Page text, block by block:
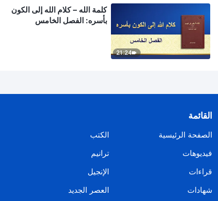
21:24
كلمة الله – كلام الله إلى الكون
بأسره: الفصل الخامس
القائمة
الصفحة الرئيسية
الكتب
فيديوهات
ترانيم
قراءات
الإنجيل
شهادات
العصر الجديد